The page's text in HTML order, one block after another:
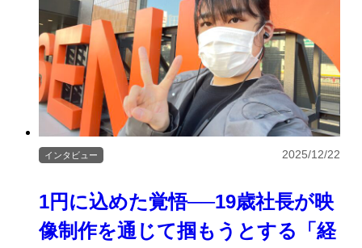
1円に込めた覚悟──19歳社長が映
像制作を通じて掴もうとする「経
インタビュー 2025/12/22